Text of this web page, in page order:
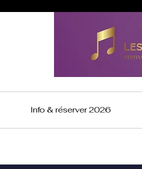
Info & réserver 2026